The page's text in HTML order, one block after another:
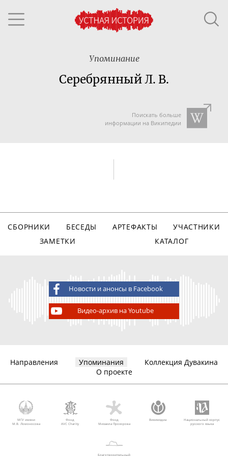
Упоминание
Серебрянный Л. В.
Поискать больше
информации на Википедии
СБОРНИКИ БЕСЕДЫ АРТЕФАКТЫ
УЧАСТНИКИ
ЗАМЕТКИ
КАТАЛОГ
Новости и анонсы в Facebook
Видео-архив на Youtube
Направления Упоминания
Коллекция Дувакина
О проекте
МГУ имени
М.В. Ломоносова
Фонд
AVC Charity
Фонд
Михаила Прохорова
Викимедиа
Национальный корпус
русского языка
Благотворительный